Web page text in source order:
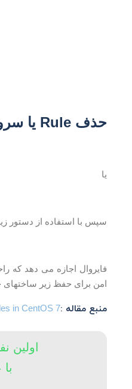
حذف Rule یا سرویسی که اضافه کرده اید
یا
سپس با استفاده از دستور
امن برای حفظ زیر ساختهای
منبع مقاله :in CentOS 7
اولین
با